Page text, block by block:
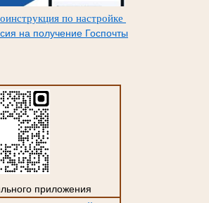
по настройке
на получение Госпочты
приложения